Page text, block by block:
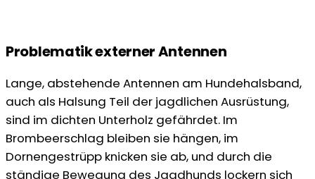
Problematik externer Antennen
Lange, abstehende Antennen am Hundehalsband,
auch als Halsung Teil der jagdlichen Ausrüstung,
sind im dichten Unterholz gefährdet. Im
Brombeerschlag bleiben sie hängen, im
Dornengestrüpp knicken sie ab, und durch die
ständige Bewegung des Jagdhunds lockern sich